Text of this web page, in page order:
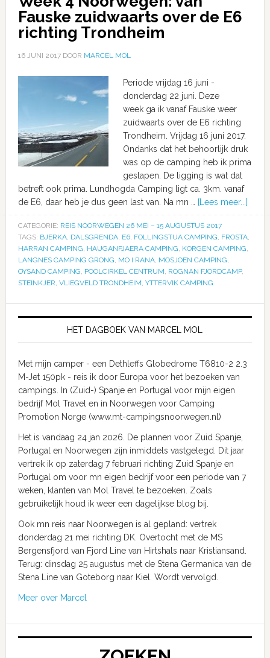
Fauske zuidwaarts over de E6
richting Trondheim
16 JUNI 2017DOOR MARCEL MOL
Periode vrijdag 16 juni -
donderdag 22 juni. Deze
week ga ik vanaf Fauske weer
zuidwaarts over de E6 richting
Trondheim. Vrijdag 16 juni 2017.
Ondanks dat het behoorlijk druk
was op de camping heb ik prima
geslapen. De ligging is wat dat
betreft ook prima. Lundhogda Camping ligt ca. 3km. vanaf
de E6, daar heb je dus geen last van. Na mn …
[Lees meer...]
CATEGORIE: REIS NOORWEGEN 26 MEI – 15 AUGUSTUS 2017
TAGS: BJERKA, DALSGRENDA, E6, FOLLINGSTUA CAMPING, FROSTA,
HARRAN CAMPING, HAUGANFJAERA CAMPING, KORGEN CAMPING,
LANGNES CAMPING GRONG, MO I RANA, MOSJOEN CAMPING,
OYSAND CAMPING, POOLCIRKEL CENTRUM, ROGNAN FJORDCAMP,
STEINKJER, VLIEGVELD TRONDHEIM, YTTERVIK CAMPING
HET DAGBOEK VAN MARCEL MOL
Met mijn camper - een Dethleffs Globedrome T6810-2 2.3
M-Jet 150pk - reis ik door Europa voor het bezoeken van
campings. In (Zuid-) Spanje en Portugal voor mijn eigen
bedrijf Mol Travel en in Noorwegen voor Camping
Promotion Norge (www.mt-campingsnoorwegen.nl)
Het is vandaag 24 jan 2026. De plannen voor Zuid Spanje,
Portugal en Noorwegen zijn inmiddels vastgelegd. Dit jaar
vertrek ik op zaterdag 7 februari richting Zuid Spanje en
Portugal om voor mn eigen bedrijf voor een periode van 7
weken, klanten van Mol Travel te bezoeken. Zoals
gebruikelijk houd ik weer een dagelijkse blog bij.
Ook mn reis naar Noorwegen is al gepland: vertrek
donderdag 21 mei richting DK. Overtocht met de MS
Bergensfjord van Fjord Line van Hirtshals naar Kristiansand.
Terug: dinsdag 25 augustus met de Stena Germanica van de
Stena Line van Goteborg naar Kiel. Wordt vervolgd.
Meer over Marcel